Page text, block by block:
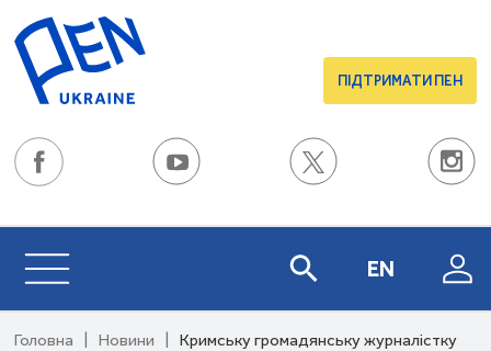
ПІДТРИМАТИ ПЕН
EN
Головна Новини
Кримську громадянську журналістку